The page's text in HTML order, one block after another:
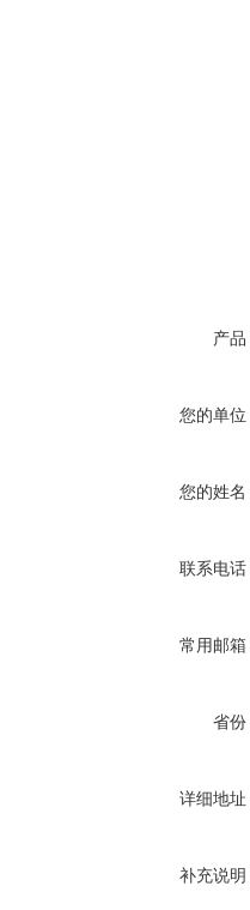
产品
您的单位
您的姓名
联系电话
常用邮箱
省份
详细地址
补充说明